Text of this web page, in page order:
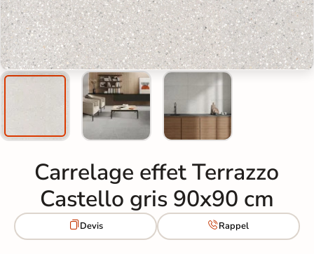
Carrelage effet Terrazzo
Castello gris 90x90 cm
Devis Rappel